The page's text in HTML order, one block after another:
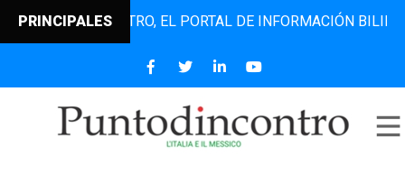
PRINCIPALES EL PORTAL DE INFORMACIÓN BILINGÜE